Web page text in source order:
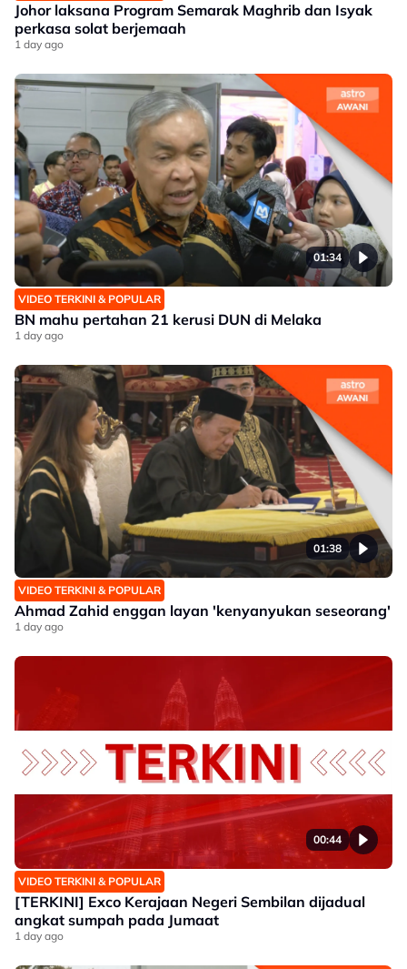
Johor laksana Program Semarak Maghrib dan Isyak
perkasa solat berjemaah
1 day ago
01:34
VIDEO TERKINI & POPULAR
BN mahu pertahan 21 kerusi DUN di Melaka
1 day ago
01:38
VIDEO TERKINI & POPULAR
Ahmad Zahid enggan layan 'kenyanyukan seseorang'
1 day ago
00:44
VIDEO TERKINI & POPULAR
[TERKINI] Exco Kerajaan Negeri Sembilan dijadual
angkat sumpah pada Jumaat
1 day ago